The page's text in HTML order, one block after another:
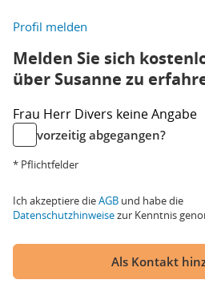
Profil melden
Melden Sie sich
über Susanne zu
Frau Herr Divers keine Angabe
vorzeitig abgegangen?
* Pflichtfelder
Ich akzeptiere dieAGB und habe die
Datenschutzhinweisezur Kenntnis
Als Kontakt